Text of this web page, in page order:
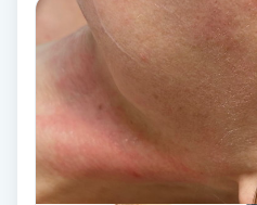
Restorative Yoga
Rosenmetoden
Ryggmassage